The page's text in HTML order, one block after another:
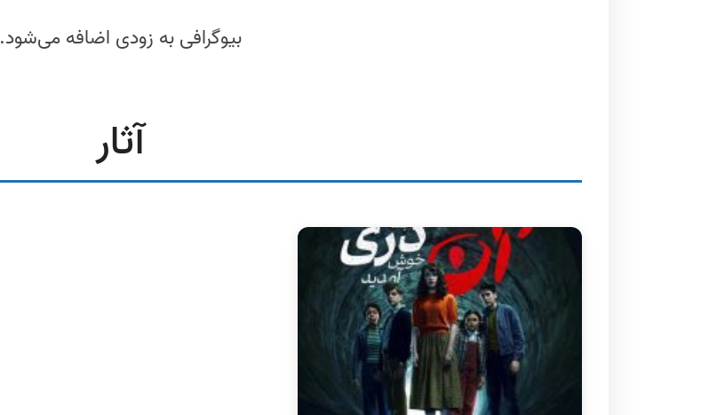
بیوگرافی به زودی اضافه می‌شود.
آثار